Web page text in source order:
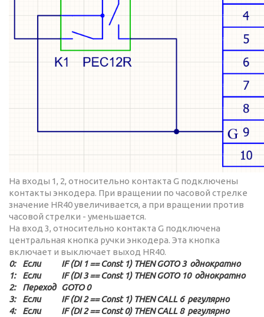
На входы 1, 2, относительно контакта G подключены
контакты энкодера. При вращении по часовой стрелке
значение HR40 увеличивается, а при вращении против
часовой стрелки - уменьшается.
На вход 3, относительно контакта G подключена
центральная кнопка ручки энкодера. Эта кнопка
включает и выключает выход HR40.
0:
Если
IF (DI 1 == Const 1) THEN GOTO 3 однократно
1:
Если
IF (DI 3 == Const 1) THEN GOTO 10 однократно
2:
Переход GOTO 0
3:
Если
IF (DI 2 == Const 1) THEN CALL 6 регулярно
4:
Если
IF (DI 2 == Const 0) THEN CALL 8 регулярно